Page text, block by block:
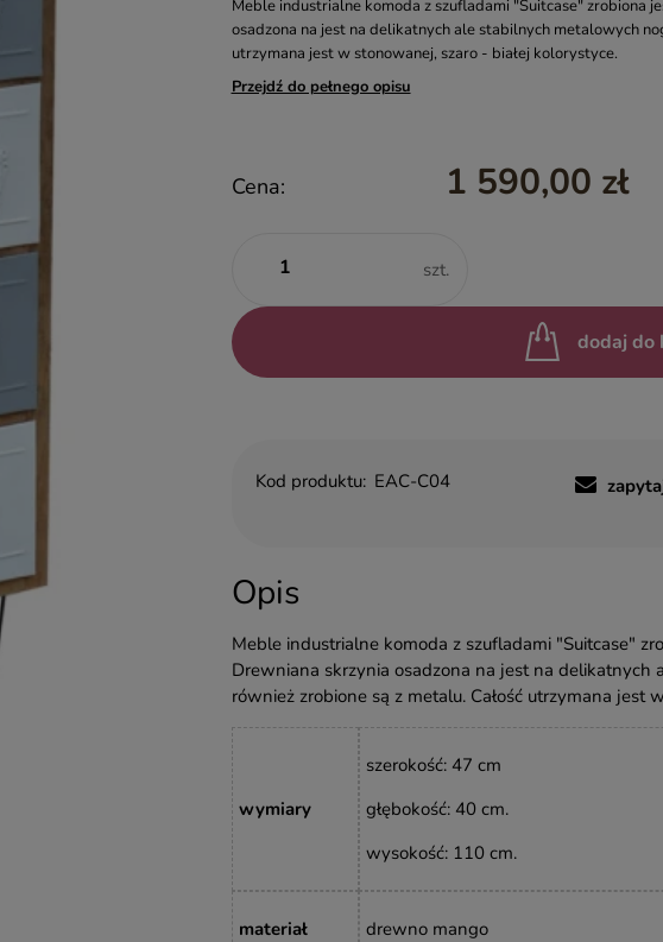
Meble industrialne komoda z szufladami "Suitcase" zrobiona
osadzona na jest na delikatnych ale stabilnych metalowych
utrzymana jest w stonowanej, szaro - białej kolorystyce.
Przejdź do pełnego opisu
Cena: 1 590,00 zł
szt.
dodaj do
Kod produktu: EAC-C04
Opis
Meble industrialne komoda z szufladami "Suitcase"
Drewniana skrzynia osadzona na jest na
również zrobione są z metalu. Całość utrzymana jest
wymiary
szerokość: 47 cm
głębokość: 40 cm.
wysokość: 110 cm.
materiał drewno mango